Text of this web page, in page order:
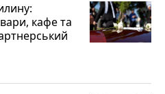
кафе та